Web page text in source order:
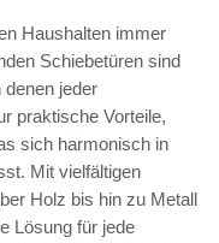
Haushalten immer
Schiebetüren sind
jeder
praktische Vorteile,
sich harmonisch in
Mit vielfältigen
Holz bis hin zu Metall
Lösung für jede